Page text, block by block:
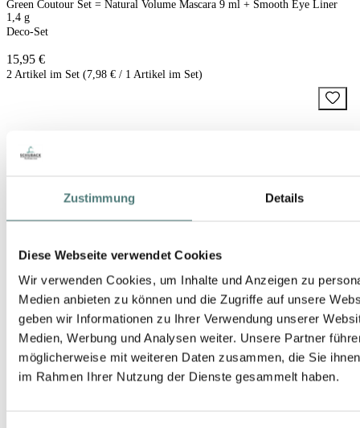
Zustimmung Details
Diese Webseite verwendet Cookies
Wir verwenden Cookies, um Inhalte und Anzeigen zu
Medien anbieten zu können und die Zugriffe auf unsere
geben wir Informationen zu Ihrer Verwendung unserer
Medien, Werbung und Analysen weiter. Unsere Partner
möglicherweise mit weiteren Daten zusammen, die Sie
im Rahmen Ihrer Nutzung der Dienste gesammelt haben.
Green Coutour Set = Natural Volume Mascara 9 ml + Smooth Eye Liner
1,4 g
Deco-Set
15,95 €
2 Artikel im Set (7,98 € / 1 Artikel im Set)